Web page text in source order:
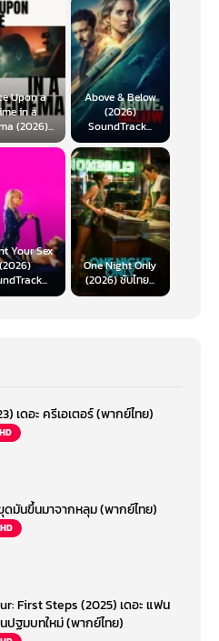
Upon a
in a
(2026)...
Above & Below
(2026)
SoundTrack...
Your Sex
(2026)
One Night Only
(2026) ซับไทย...
เดอะ ครีเอเตอร์ (พากย์ไทย)
HD
มันขึ้นมาจากหลุม (พากย์ไทย)
HD
First Steps (2025) เดอะ แฟน
ปฐมบทใหม่ (พากย์ไทย)